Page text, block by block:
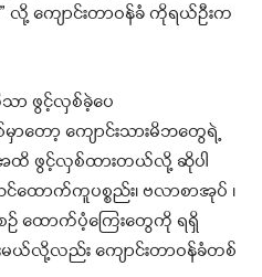
လို့ ကျောင်းတာဝန်ခံ ကိုရယ်ဦးက
ာ ဖွင့်လှစ်ခဲ့ပေ
တော့ ကျောင်းသားမိဘတွေရဲ့
အထိ ဖွင့်လှစ်ထားတယ်လို့ ဆိုပါ
ောက်ကူပစ္စည်း၊ ဗလာစာအုပ် ၊
ဉ် ထောက်ပံ့ကြေးတွေကို ရရှိ
ယ်လို့လည်း ကျောင်းတာဝန်ခံတစ်